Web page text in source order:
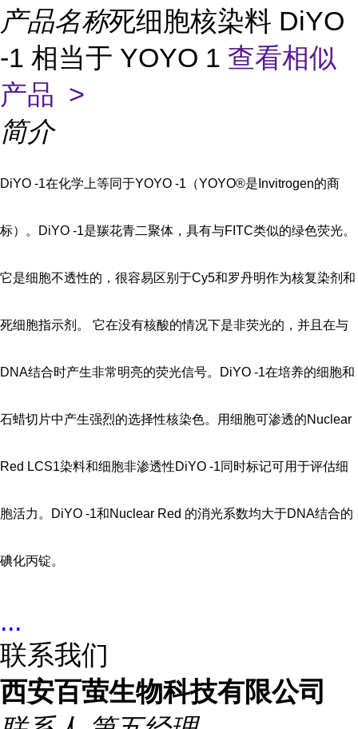
产品名称死细胞核染料 DiYO
-1 相当于 YOYO 1 查看相似
产品 >
简介
DiYO -1在化学上等同于YOYO -1（YOYO®是Invitrogen的商
标）。DiYO -1是羰花青二聚体，具有与FITC类似的绿色荧光。
它是细胞不透性的，很容易区别于Cy5和罗丹明作为核复染剂和
死细胞指示剂。 它在没有核酸的情况下是非荧光的，并且在与
DNA结合时产生非常明亮的荧光信号。DiYO -1在培养的细胞和
石蜡切片中产生强烈的选择性核染色。用细胞可渗透的Nuclear
Red LCS1染料和细胞非渗透性DiYO -1同时标记可用于评估细
胞活力。DiYO -1和Nuclear Red 的消光系数均大于DNA结合的
碘化丙锭。
...
联系我们
西安百萤生物科技有限公司